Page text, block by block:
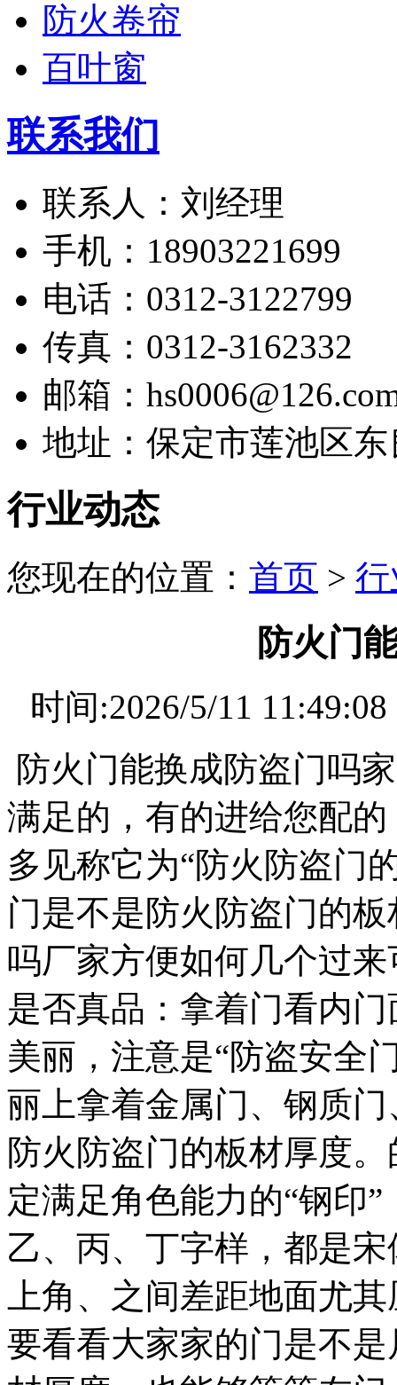
防火卷帘
百叶窗
联系我们
联系人：刘经理
手机：18903221699
电话：0312-3122799
传真：0312-3162332
邮箱：
地址：保定市莲池区
行业动态
您现在的位置： 首页 >
防火门
时间:2026/5/11
防火门能换成防盗门吗
满足的，有的进给您配
多见称它为“防火防盗门
门是不是防火防盗门的
吗厂家方便如何几个过
是否真品：拿着门看内
美丽，注意是“防盗安全
丽上拿着金属门、钢质
防火防盗门的板材厚度
定满足角色能力的“钢印
乙、丙、丁字样，都是
上角、之间差距地面尤
要看看大家家的门是不